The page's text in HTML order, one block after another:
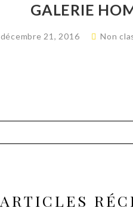
GALERIE
décembre 21, 2016 Non
ARTICLES